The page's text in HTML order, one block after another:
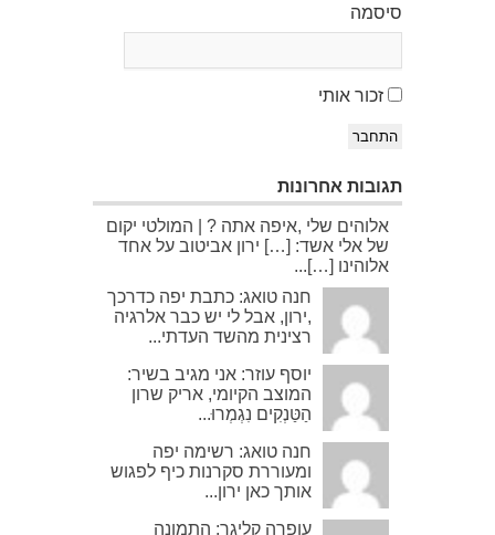
סיסמה
זכור אותי
התחבר
תגובות אחרונות
אלוהים שלי ,איפה אתה ? | המולטי יקום
של אלי אשד: […] ירון אביטוב על אחד
אלוהינו […]...
חנה טואג: כתבת יפה כדרכך
,ירון, אבל לי יש כבר אלרגיה
רצינית מהשד העדתי...
יוסף עוזר: אני מגיב בשיר:
המוצב הקיומי, אריק שרון
הַטַּנְקִים נִגְמְרוּ...
חנה טואג: רשימה יפה
ומעוררת סקרנות כיף לפגוש
אותך כאן ירון...
עופרה קליגר: התמונה